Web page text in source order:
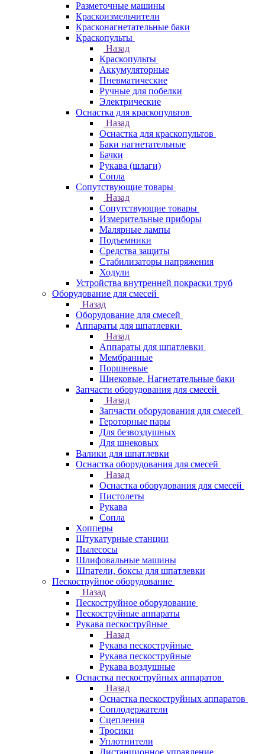
Разметочные машины
Краскоизмельчители
Красконагнетательные баки
Краскопульты
Назад
Краскопульты
Аккумуляторные
Пневматические
Ручные для побелки
Электрические
Оснастка для краскопультов
Назад
Оснастка для краскопультов
Баки нагнетательные
Бачки
Рукава (шлаги)
Сопла
Сопутствующие товары
Назад
Сопутствующие товары
Измерительные приборы
Малярные лампы
Подъемники
Средства защиты
Стабилизаторы напряжения
Ходули
Устройства внутренней покраски труб
Оборудование для смесей
Назад
Оборудование для смесей
Аппараты для шпатлевки
Назад
Аппараты для шпатлевки
Мембранные
Поршневые
Шнековые. Нагнетательные баки
Запчасти оборудования для смесей
Назад
Запчасти оборудования для смесей
Героторные пары
Для безвоздушных
Для шнековых
Валики для шпатлевки
Оснастка оборудования для смесей
Назад
Оснастка оборудования для смесей
Пистолеты
Рукава
Сопла
Хопперы
Штукатурные станции
Пылесосы
Шлифовальные машины
Шпатели, боксы для шпатлевки
Пескоструйное оборудование
Назад
Пескоструйное оборудование
Пескоструйные аппараты
Рукава пескоструйные
Назад
Рукава пескоструйные
Рукава пескоструйные
Рукава воздушные
Оснастка пескоструйных аппаратов
Назад
Оснастка пескоструйных аппаратов
Соплодержатели
Сцепления
Тросики
Уплотнители
Дистанционное управление